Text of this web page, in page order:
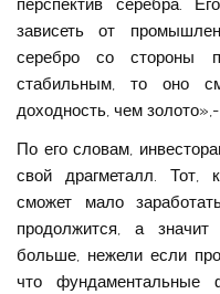
перспектив серебра.
зависеть от
серебро со стороны
стабильным, то оно
доходность, чем золото»,-
По его словам,
свой драгметалл. Тот,
сможет мало
продолжится, а
больше, нежели если
что фундаментальные